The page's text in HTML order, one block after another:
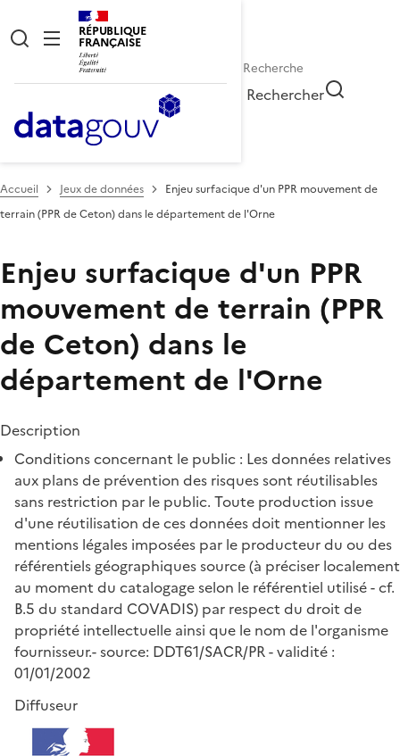
RÉPUBLIQUE
FRANÇAISE
Rechercher
Accueil Jeux de données
Enjeu surfacique d'un PPR mouvement de
terrain (PPR de Ceton) dans le département de l'Orne
Enjeu surfacique d'un PPR
mouvement de terrain (PPR
de Ceton) dans le
département de l'Orne
Description
Conditions concernant le public : Les données relatives
aux plans de prévention des risques sont réutilisables
sans restriction par le public. Toute production issue
d'une réutilisation de ces données doit mentionner les
mentions légales imposées par le producteur du ou des
référentiels géographiques source (à préciser localement
au moment du catalogage selon le référentiel utilisé - cf.
B.5 du standard COVADIS) par respect du droit de
propriété intellectuelle ainsi que le nom de l'organisme
fournisseur.- source: DDT61/SACR/PR - validité :
01/01/2002
Diffuseur